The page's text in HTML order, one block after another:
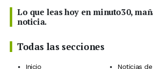
Lo que leas hoy en minuto30,
noticia.
Todas las secciones
Inicio
Noticias